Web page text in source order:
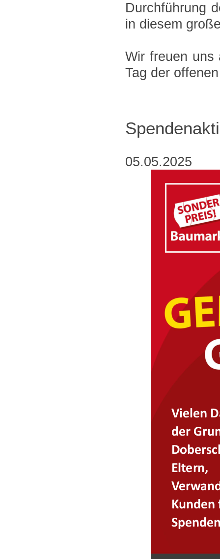
Durchführung
in diesem
Wir freuen uns
Tag der
05.05.2025